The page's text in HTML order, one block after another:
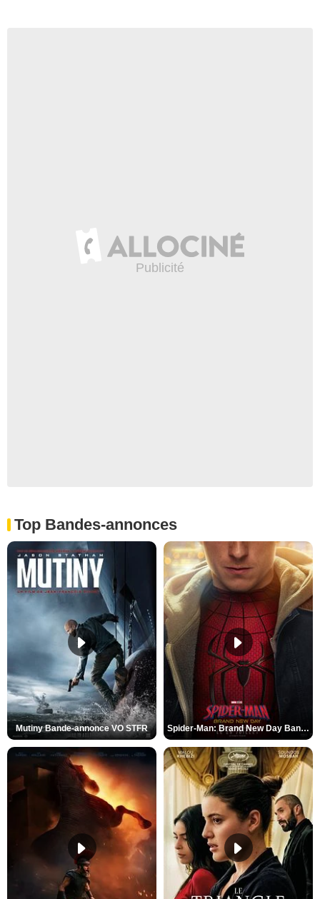
Top Bandes-annonces
Mutiny Bande-annonce VO STFR Spider-Man: Brand New Day Bande-annonce VO STFR